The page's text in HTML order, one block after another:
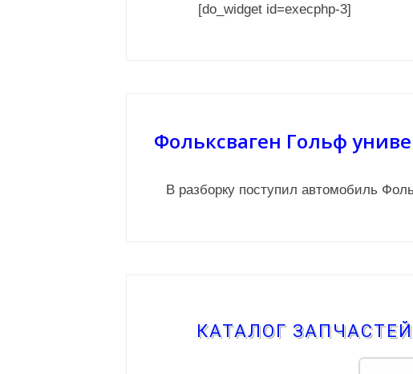
[do_widget id=execphp-3]
Фольксваген Гольф
В разборку поступил автомобиль
КАТАЛОГ